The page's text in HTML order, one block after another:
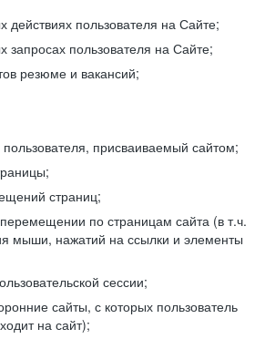
пользователя на Сайте;
пользователя на Сайте;
резюме и вакансий;
присваиваемый сайтом;
страниц;
по страницам сайта (в т.ч.
мыши, нажатий на ссылки и элементы
сессии;
сайты, с которых пользователь
на сайт);